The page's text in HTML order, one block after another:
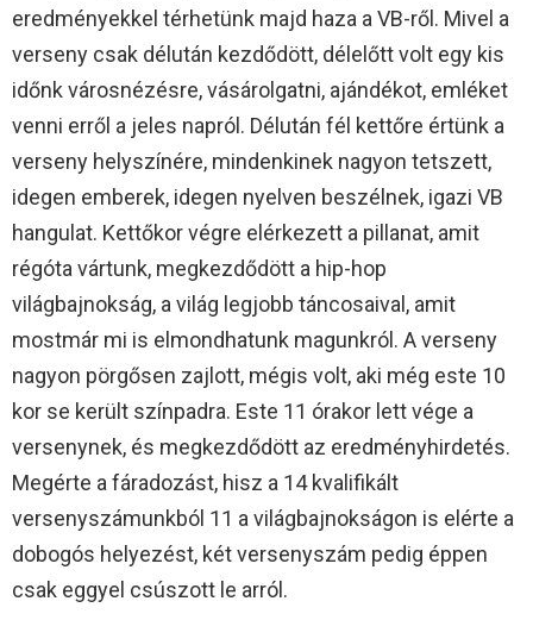
eredményekkel térhetünk majd haza a VB-ről. Mivel a
verseny csak délután kezdődött, délelőtt volt egy kis
időnk városnézésre, vásárolgatni, ajándékot, emléket
venni erről a jeles napról. Délután fél kettőre értünk a
verseny helyszínére, mindenkinek nagyon tetszett,
idegen emberek, idegen nyelven beszélnek, igazi VB
hangulat. Kettőkor végre elérkezett a pillanat, amit
régóta vártunk, megkezdődött a hip-hop
világbajnokság, a világ legjobb táncosaival, amit
mostmár mi is elmondhatunk magunkról. A verseny
nagyon pörgősen zajlott, mégis volt, aki még este 10
kor se került színpadra. Este 11 órakor lett vége a
versenynek, és megkezdődött az eredményhirdetés.
Megérte a fáradozást, hisz a 14 kvalifikált
versenyszámunkból 11 a világbajnokságon is elérte a
dobogós helyezést, két versenyszám pedig éppen
csak eggyel csúszott le arról.